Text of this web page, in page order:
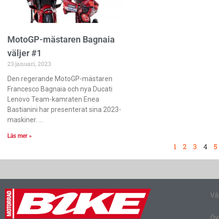
MotoGP-mästaren Bagnaia
väljer #1
23 januari, 2023
Den regerande MotoGP-mästaren
Francesco Bagnaia och nya Ducati
Lenovo Team-kamraten Enea
Bastianini har presenterat sina 2023-
maskiner.
Läs mer »
1 2 3 4 5